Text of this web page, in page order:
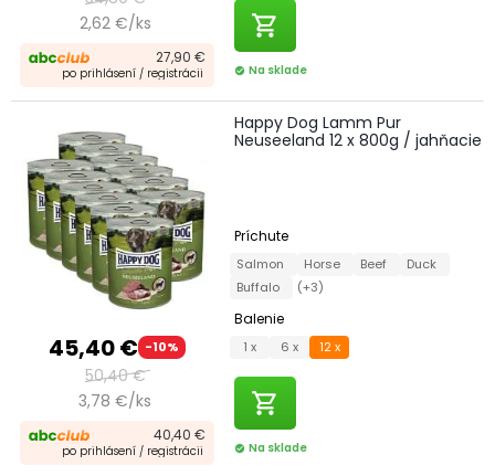
2,62 €/ks
27,90 €
po prihlásení / registrácii
shopping_cart
check_circle Na sklade
45,40 € -10%
50,40 €
3,78 €/ks
40,40 €
po prihlásení / registrácii
Happy Dog Lamm Pur
Neuseeland 12 x 800g / jahňacie
Príchute
Salmon Horse Beef
Duck
Buffalo
(+3)
Balenie
1 x 6 x 12 x
shopping_cart
check_circle Na sklade